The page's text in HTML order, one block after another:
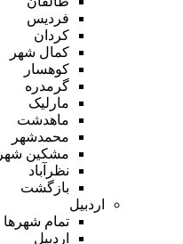
فردیس
کردان
کمال شهر
کوهسار
گرمدره
مارلیک
ماهدشت
محمدشهر
مشکین شهر
نظرآباد
بازگشت
اردبیل
تمام شهر‌ها
اردبیل